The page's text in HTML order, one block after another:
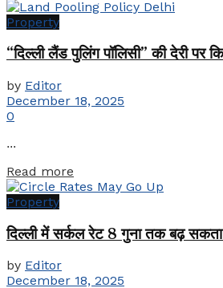
Property
“दिल्ली लैंड पुलिंग पॉलिसी” की देरी पर
by Editor
December 18, 2025
0
...
Read more
Property
दिल्ली में सर्कल रेट 8 गुना तक बढ़
by Editor
December 18, 2025